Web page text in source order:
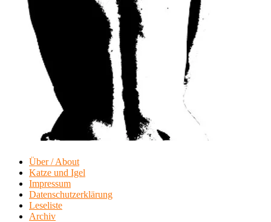
Über / About
Katze und Igel
Impressum
Datenschutzerklärung
Leseliste
Archiv